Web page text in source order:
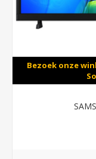
Bezoek onze